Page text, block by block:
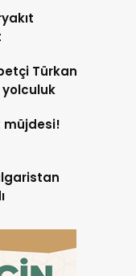
Türkan
müjdesi!